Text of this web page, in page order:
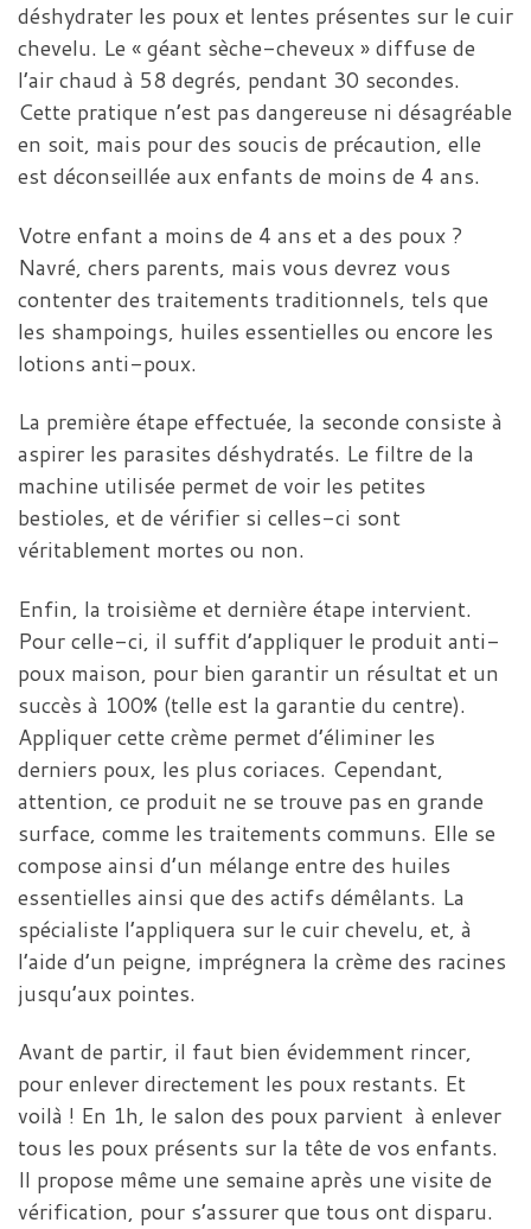
déshydrater les poux et lentes présentes sur le cuir
chevelu. Le « géant sèche-cheveux » diffuse de
l’air chaud à 58 degrés, pendant 30 secondes.
Cette pratique n’est pas dangereuse ni désagréable
en soit, mais pour des soucis de précaution, elle
est déconseillée aux enfants de moins de 4 ans.
Votre enfant a moins de 4 ans et a des poux ?
Navré, chers parents, mais vous devrez vous
contenter des traitements traditionnels, tels que
les shampoings, huiles essentielles ou encore les
lotions anti-poux.
La première étape effectuée, la seconde consiste à
aspirer les parasites déshydratés. Le filtre de la
machine utilisée permet de voir les petites
bestioles, et de vérifier si celles-ci sont
véritablement mortes ou non.
Enfin, la troisième et dernière étape intervient.
Pour celle-ci, il suffit d’appliquer le produit anti-
poux maison, pour bien garantir un résultat et un
succès à 100% (telle est la garantie du centre).
Appliquer cette crème permet d’éliminer les
derniers poux, les plus coriaces. Cependant,
attention, ce produit ne se trouve pas en grande
surface, comme les traitements communs. Elle se
compose ainsi d’un mélange entre des huiles
essentielles ainsi que des actifs démêlants. La
spécialiste l’appliquera sur le cuir chevelu, et, à
l’aide d’un peigne, imprégnera la crème des racines
jusqu’aux pointes.
Avant de partir, il faut bien évidemment rincer,
pour enlever directement les poux restants. Et
voilà ! En 1h, le salon des poux parvient à enlever
tous les poux présents sur la tête de vos enfants.
Il propose même une semaine après une visite de
vérification, pour s’assurer que tous ont disparu.